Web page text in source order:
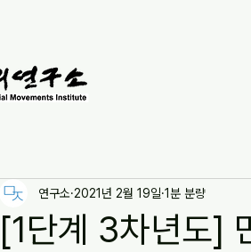
[1단계 3차년도]
연구소 2021년 2월 19일 1분 분량